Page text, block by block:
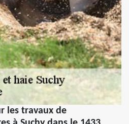
les travaux de